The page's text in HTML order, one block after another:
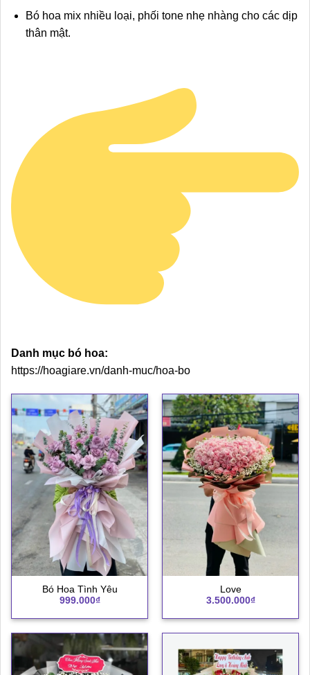
Bó hoa mix nhiều loại, phối tone nhẹ nhàng cho các dịp
thân mật.
Danh mục bó hoa:
https://hoagiare.vn/danh-muc/hoa-bo
Bó Hoa Tình Yêu
999.000₫
Love
3.500.000₫